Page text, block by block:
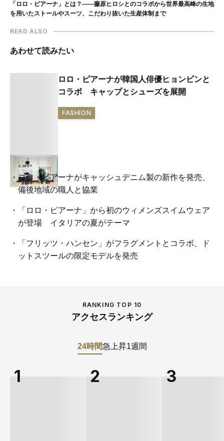
「ロロ・ピアーナ」とは？——藤原ヒロシとのコラボから世界最高峰の生地
を用いたストールやスーツ、こだわり抜いた生産体制まで
READ ALSO
あわせて読みたい
ロロ・ピアーナが韓国人俳優ヒョンビンと
コラボ キャップとシューズを展開
FASHION
ロロ・ピアーナがキャッシュデニム製の新作を発売、
備後地域の職人と協業
「ロロ・ピアーナ」から初のウィメンズスイムウェア
が登場 イタリアの夏がテーマ
「フリッツ・ハンセン」がフラグメントとコラボ、ド
ットスツールの限定モデルを発売
RANKING TOP 10
アクセスランキング
24時間急上昇1週間